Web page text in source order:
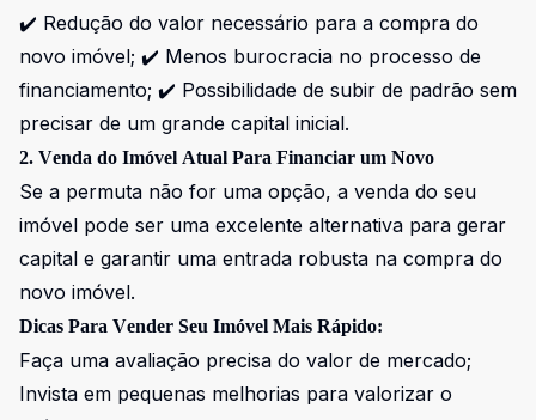
✔️ Redução do valor necessário para a compra do
novo imóvel; ✔️ Menos burocracia no processo de
financiamento; ✔️ Possibilidade de subir de padrão sem
precisar de um grande capital inicial.
2. Venda do Imóvel Atual Para Financiar um Novo
Se a permuta não for uma opção, a venda do seu
imóvel pode ser uma excelente alternativa para gerar
capital e garantir uma entrada robusta na compra do
novo imóvel.
Dicas Para Vender Seu Imóvel Mais Rápido:
Faça uma avaliação precisa do valor de mercado;
Invista em pequenas melhorias para valorizar o